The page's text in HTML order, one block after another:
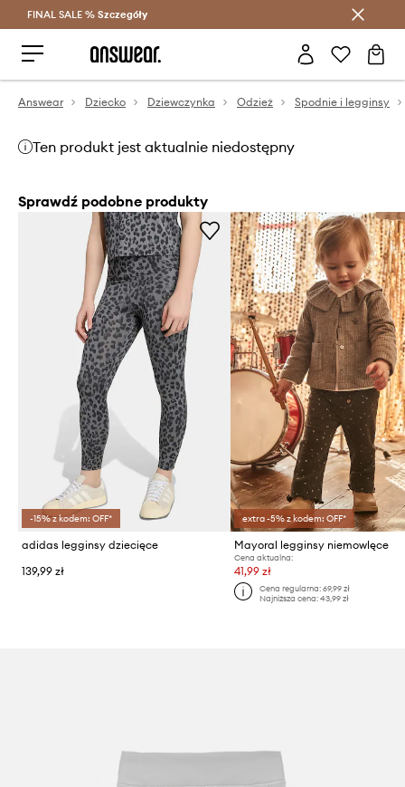
Oszczędzaj z Answear Club >
FINAL SALE % Szczegóły
Answear Dziecko Dziewczynka Odzież Spodnie i legginsy
Ten produkt jest aktualnie niedostępny
Sprawdź podobne produkty
-15% z kodem: OFF*
adidas legginsy dziecięce
139,99 zł
extra -5% z kodem: OFF*
Mayoral legginsy niemowlęce
Cena aktualna:
41,99 zł
Cena regularna: 69,99 zł
Najniższa cena: 43,99 zł